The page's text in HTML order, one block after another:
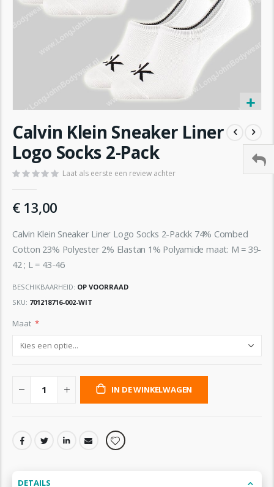
naar
het
begin
de
gallerij
Calvin Klein Sneaker Liner
Logo Socks 2-Pack
Laat als eerste een review achter
€ 13,00
Calvin Klein Sneaker Liner Logo Socks 2-Packk 74% Combed
Cotton 23% Polyester 2% Elastan 1% Polyamide maat: M = 39-
42 ; L = 43-46
BESCHIKBAARHEID: OP VOORRAAD
SKU 701218716-002-WIT
Maat
IN DE WINKELWAGEN
DETAILS